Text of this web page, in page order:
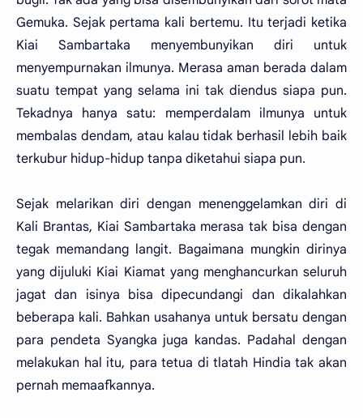
Gemuka. Sejak pertama kali bertemu. Itu terjadi ketika
Kiai Sambartaka menyembunyikan diri untuk
menyempurnakan ilmunya. Merasa aman berada dalam
suatu tempat yang selama ini tak diendus siapa pun.
Tekadnya hanya satu: memperdalam ilmunya untuk
membalas dendam, atau kalau tidak berhasil lebih baik
terkubur hidup-hidup tanpa diketahui siapa pun.
Sejak melarikan diri dengan menenggelamkan diri di
Kali Brantas, Kiai Sambartaka merasa tak bisa dengan
tegak memandang langit. Bagaimana mungkin dirinya
yang dijuluki Kiai Kiamat yang menghancurkan seluruh
jagat dan isinya bisa dipecundangi dan dikalahkan
beberapa kali. Bahkan usahanya untuk bersatu dengan
para pendeta Syangka juga kandas. Padahal dengan
melakukan hal itu, para tetua di tlatah Hindia tak akan
pernah memaafkannya.